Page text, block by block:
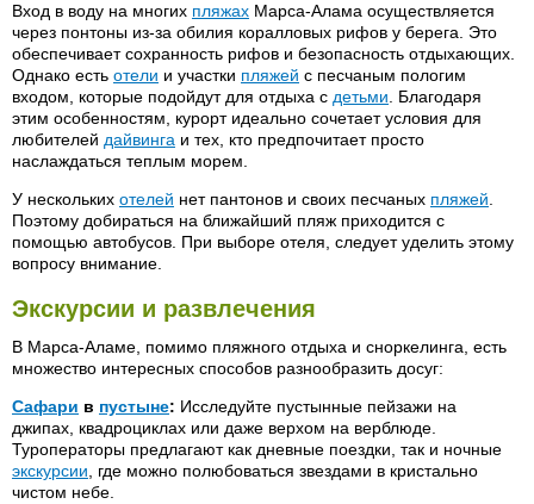
Вход в воду на многих пляжах Марса-Алама осуществляется
через понтоны из-за обилия коралловых рифов у берега. Это
обеспечивает сохранность рифов и безопасность отдыхающих.
Однако есть отели и участки пляжей с песчаным пологим
входом, которые подойдут для отдыха с детьми. Благодаря
этим особенностям, курорт идеально сочетает условия для
любителей дайвинга и тех, кто предпочитает просто
наслаждаться теплым морем.
У нескольких отелей нет пантонов и своих песчаных пляжей.
Поэтому добираться на ближайший пляж приходится с
помощью автобусов. При выборе отеля, следует уделить этому
вопросу внимание.
Экскурсии и развлечения
В Марса-Аламе, помимо пляжного отдыха и сноркелинга, есть
множество интересных способов разнообразить досуг:
Сафари в пустыне: Исследуйте пустынные пейзажи на
джипах, квадроциклах или даже верхом на верблюде.
Туроператоры предлагают как дневные поездки, так и ночные
экскурсии, где можно полюбоваться звездами в кристально
чистом небе.